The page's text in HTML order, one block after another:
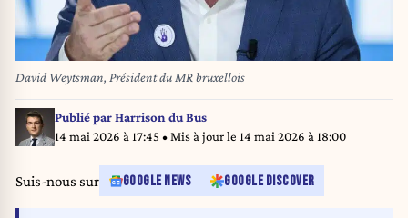
David Weytsman, Président du MR bruxellois
Publié parHarrison du Bus
14 mai 2026 à 17:45 • Mis à jour le 14 mai 2026 à 18:00
Suis-nous sur GOOGLE NEWS GOOGLE DISCOVER